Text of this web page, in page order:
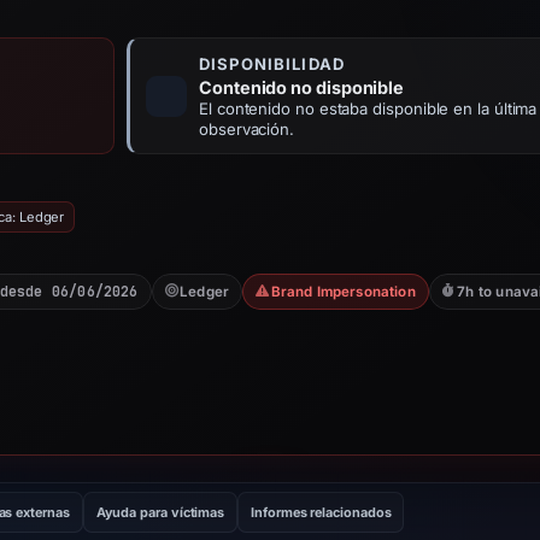
DISPONIBILIDAD
Contenido no disponible
El contenido no estaba disponible en la última
observación.
Ledger
06/06/2026 Ledger Brand Impersonation 7h to
externas Ayuda para víctimas Informes relacionados